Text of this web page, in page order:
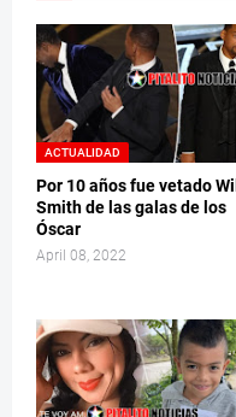
ACTUALIDAD
Por 10 años fue vetado Will
Smith de las galas de los
Óscar
April 08, 2022